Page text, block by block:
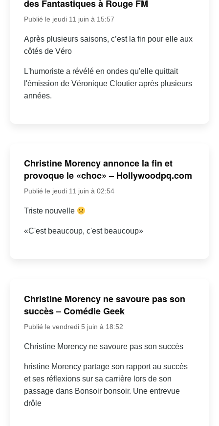
des Fantastiques à Rouge FM
Publié le jeudi 11 juin à 15:57
Après plusieurs saisons, c’est la fin pour elle aux
côtés de Véro
L'humoriste a révélé en ondes qu'elle quittait
l'émission de Véronique Cloutier après plusieurs
années.
Christine Morency annonce la fin et
provoque le «choc» – Hollywoodpq.com
Publié le jeudi 11 juin à 02:54
Triste nouvelle
«C'est beaucoup, c'est beaucoup»
Christine Morency ne savoure pas son
succès – Comédie Geek
Publié le vendredi 5 juin à 18:52
Christine Morency ne savoure pas son succès
hristine Morency partage son rapport au succès
et ses réflexions sur sa carrière lors de son
passage dans Bonsoir bonsoir. Une entrevue
drôle